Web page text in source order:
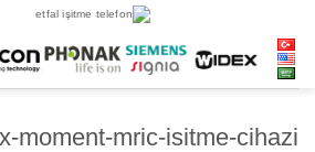
الى
المحتوى
moment-mric-isitme-cihazi